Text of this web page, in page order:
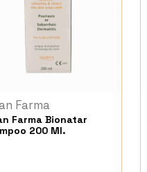
Farma
Farma Bionatar
200 Ml.